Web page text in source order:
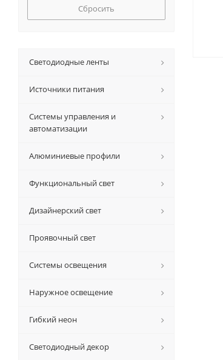
Сбросить
Светодиодные ленты
Источники питания
Системы управления и
автоматизации
Алюминиевые профили
Функциональный свет
Дизайнерский свет
Проявочный свет
Системы освещения
Наружное освещение
Гибкий неон
Светодиодный декор